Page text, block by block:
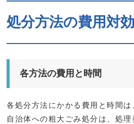
処分方法の費用対
各方法の費用と時間
各処分方法にかかる費用と時間は
自治体への粗大ごみ処分は、処